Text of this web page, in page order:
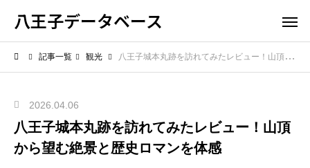
八王子データベース
記事一覧 観光 八王子城本丸跡を訪れてみたレビュー！山頂から望む絶景と歴史ロマンを体感
2026.04.06
八王子城本丸跡を訪れてみたレビュー！山頂
から望む絶景と歴史ロマンを体感